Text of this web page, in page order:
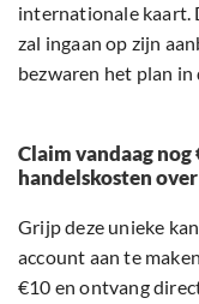
internationale kaart.
zal ingaan op zijn
bezwaren het plan in
Claim vandaag
handelskosten
Grijp deze unieke
account aan te
€10 en ontvang